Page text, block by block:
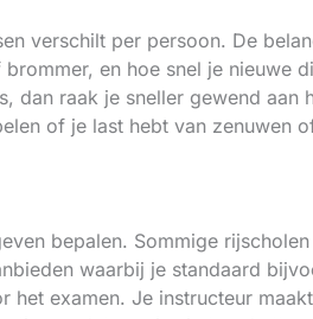
verschilt per persoon. De
en hoe snel je nieuwe
dan raak je sneller gewend aan
of je last hebt van
bepalen. Sommige
waarbij je standaard
examen. Je instructeur